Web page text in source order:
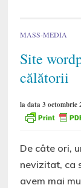
MASS-MEDIA
Site
călătorii
la data 3 octombrie
De câte ori,
nevizitat, ca
avem mai